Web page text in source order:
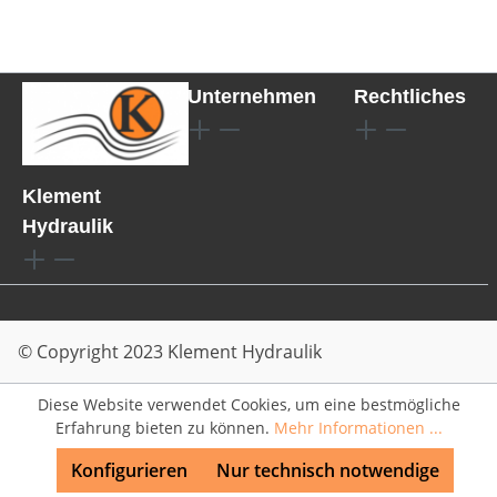
Klement
Hydraulik
Unternehmen Rechtliches
© Copyright 2023 Klement Hydraulik
Diese Website verwendet Cookies, um eine bestmögliche
Erfahrung bieten zu können. Mehr Informationen ...
Nur technisch notwendige
Konfigurieren